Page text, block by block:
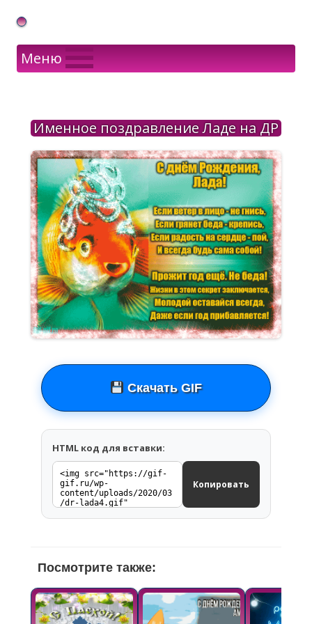
Gif Открытки в подарок
Меню
Именное поздравление Ладе на ДР
Скачать GIF
HTML код для вставки:
Копировать
Посмотрите также: